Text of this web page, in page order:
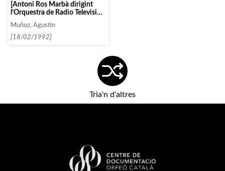
[Antoni Ros Marbà dirigint
l’Orquestra de Radio Televisió
Espanyola]
Muñoz, Agustín
[18/02/1992]
Tria'n d'altres